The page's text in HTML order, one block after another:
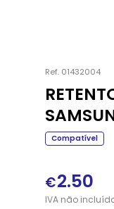
Ref. 01432004
Compatível
€2.50
IVAnão